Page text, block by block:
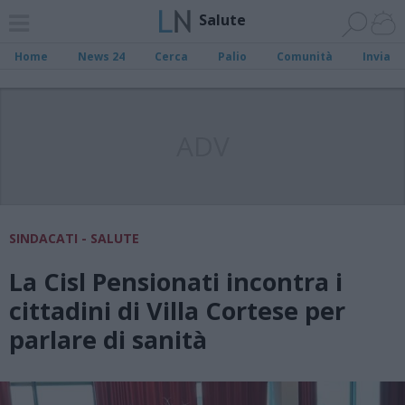
Salute
Home News 24 Cerca Palio Comunità Invia
SINDACATI - SALUTE
La Cisl Pensionati incontra i
cittadini di Villa Cortese per
parlare di sanità